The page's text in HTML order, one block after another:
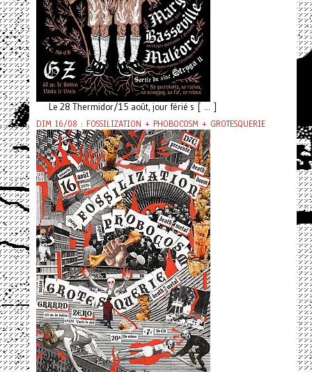
Le 28 Thermidor/15 août, jour férié s [ ... ]
DIM 16/08 : FOSSILIZATION + PHOBOCOSM + GROTESQUERIE